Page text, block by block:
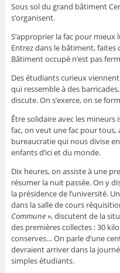
Sous sol du grand bâtiment
s’organisent.
S’approprier la fac pour mieux
Entrez dans le bâtiment,
Bâtiment occupé n’est pas
Des étudiants curieux
qui ressemble à des
discute. On s’exerce, on se
Être solidaire avec les mineurs
fac, on veut une fac pour tous,
bureaucratie qui nous divise
enfants d’ici et du monde.
Dix heures, on assiste à une
résumer la nuit passée. On y
la présidence de l’université.
dans la salle de cours
Commune», discutent de la
des premières collectes : 30
conserves… On parle d’une
devraient arriver dans la
simples étudiants.